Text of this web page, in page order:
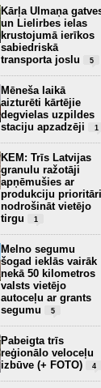
Kārļa Ulmaņa
un Lielirbes ielas
krustojumā ierīkos
sabiedriskā
transporta joslu
5
Mēneša laikā
aizturēti kārtējie
degvielas uzpildes
staciju apzadzēji
1
KEM: Trīs Latvijas
granulu ražotāji
apņēmušies ar
produkciju prioritāri
nodrošināt vietējo
tirgu
1
Melno segumu
šogad ieklās vairāk
nekā 50 kilometros
valsts vietējo
autoceļu ar grants
segumu
5
Pabeigta trīs
reģionālo veloceļu
izbūve (+ FOTO)
4